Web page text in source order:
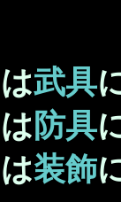
は武具
は 防具
は装飾